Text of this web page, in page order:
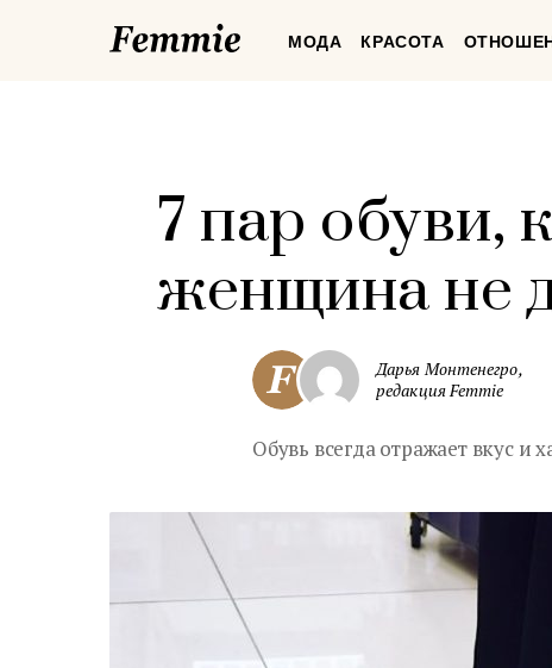
FemmieМОДА КРАСОТА
7 пар обуви,
женщина не
Дарья Монтенегро,
редакция Femmie
Обувь всегда отражает вкус и